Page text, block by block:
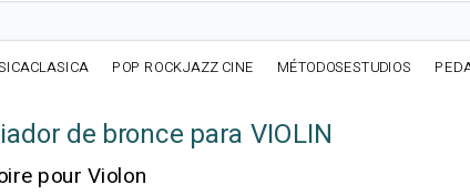
POP ROCKJAZZ CINE MÉTODOSESTUDIOS
de bronce para VIOLIN
pour Violon